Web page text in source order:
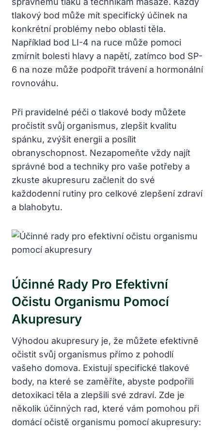
tlakový bod může mít specifický účinek na
konkrétní problémy nebo oblasti těla.
Například bod LI-4 na ruce může pomoci
zmírnit bolesti hlavy a napětí, zatímco bod SP-
6 na noze může podpořit trávení a hormonální
rovnováhu.
Při pravidelné péči o tlakové body můžete
pročistit svůj organismus, zlepšit kvalitu
spánku, zvýšit energii a posílit
obranyschopnost. Nezapomeňte vždy najít
správné bod a techniky pro vaše potřeby a
zkuste akupresuru začlenit do své
každodenní rutiny pro celkové zlepšení zdraví
a blahobytu.
Účinné Rady Pro Efektivní
Očistu Organismu Pomocí
Akupresury
Výhodou akupresury je, že můžete efektivně
očistit svůj organismus přímo z pohodlí
vašeho domova. Existují specifické tlakové
body, na které se zaměříte, abyste podpořili
detoxikaci těla a zlepšili své zdraví. Zde je
několik účinných rad, které vám pomohou při
domácí očistě organismu pomocí akupresury: